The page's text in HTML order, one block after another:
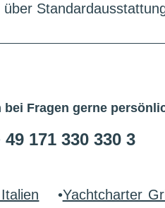
bei Fragen gerne
49 171 330 330 3
•Yachtcharter